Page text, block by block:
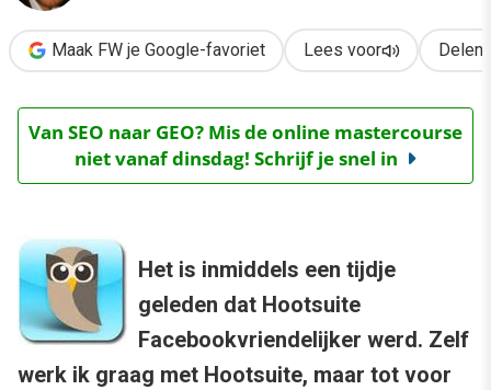
Maak FW je Google-favoriet Lees voor Delen
Van SEO naar GEO? Mis de online mastercourse
niet vanaf dinsdag! Schrijf je snel in
Het is inmiddels een tijdje
geleden dat Hootsuite
Facebookvriendelijker werd. Zelf
werk ik graag met Hootsuite, maar tot voor